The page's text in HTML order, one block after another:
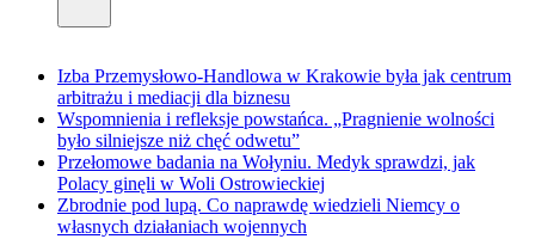
Izba Przemysłowo-Handlowa w Krakowie była jak centrum
arbitrażu i mediacji dla biznesu
Wspomnienia i refleksje powstańca. „Pragnienie wolności
było silniejsze niż chęć odwetu”
Przełomowe badania na Wołyniu. Medyk sprawdzi, jak
Polacy ginęli w Woli Ostrowieckiej
Zbrodnie pod lupą. Co naprawdę wiedzieli Niemcy o
własnych działaniach wojennych